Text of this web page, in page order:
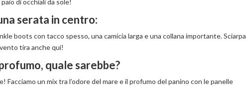
di occhiali da sole!
serata in centro:
boots con tacco spesso, una camicia larga e una collana importante. Sciarpa
tira anche qui!
quale sarebbe?
Facciamo un mix tra l’odore del mare e il profumo del panino con le panelle